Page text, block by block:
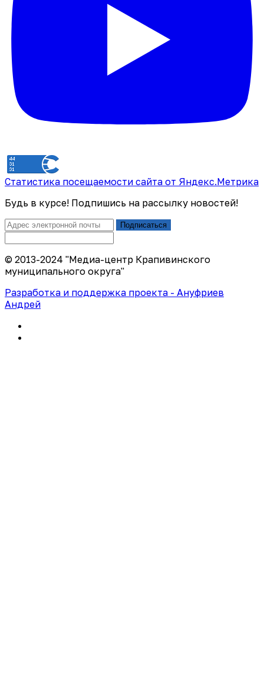
Статистика посещаемости сайта от Яндекс.Метрика
Будь в курсе! Подпишись на рассылку новостей!
Подписаться
© 2013-2024 "Медиа-центр Крапивинского
муниципального округа"
Разработка и поддержка проекта - Ануфриев
Андрей